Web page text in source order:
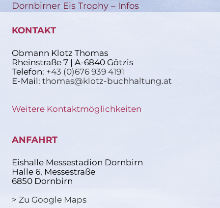
Dornbirner Eis Trophy – Infos
KONTAKT
Obmann Klotz Thomas
Rheinstraße 7 | A-6840 Götzis
Telefon: +43 (0)676 939 4191
E-Mail: thomas@klotz-buchhaltung.at
Weitere Kontaktmöglichkeiten
ANFAHRT
Eishalle Messestadion Dornbirn
Halle 6, Messestraße
6850 Dornbirn
> Zu Google Maps